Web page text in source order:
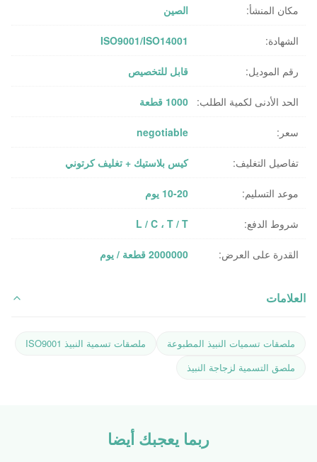
مكان المنشأ: الصين
الشهادة: ISO9001/ISO14001
رقم الموديل: قابل للتخصيص
الحد الأدنى لكمية الطلب: 1000 قطعة
سعر: negotiable
تفاصيل التغليف: كيس بلاستيك + تغليف كرتوني
موعد التسليم: 10-20 يوم
شروط الدفع: L / C ، T / T
القدرة على العرض: 2000000 قطعة / يوم
العلامات
ملصقات تسميات النبيذ المطبوعة
ملصقات تسمية النبيذ ISO9001
ملصق التسمية لزجاجة النبيذ
ربما يعجبك أيضا